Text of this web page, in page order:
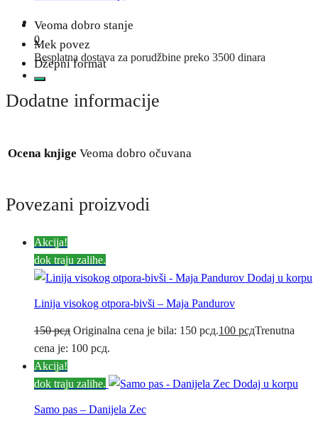
0
Besplatna dostava za porudžbine preko 3500 dinara
Veoma dobro stanje
Mek povez
Džepni format
Dodatne informacije
Ocena knjige Veoma dobro očuvana
Povezani proizvodi
Akcija!
dok traju zalihe.
Dodaj u korpu
Linija visokog otpora-bivši – Maja Pandurov
150рсд Originalna cena je bila: 150 рсд.100 рсдTrenutna
cena je: 100 рсд.
Akcija!
dok traju zalihe.
Dodaj u korpu
Samo pas – Danijela Zec